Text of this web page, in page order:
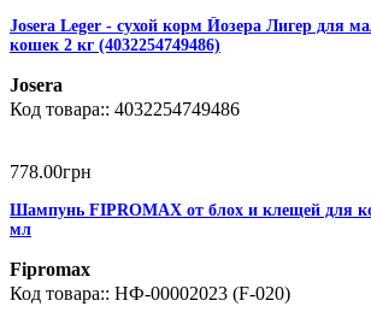
Josera Leger - сухой корм Йозера Лигер для
кошек 2 кг (4032254749486)
Josera
4032254749486
778.00грн
Шампунь FIPROMAX от блох и клещей для
мл
Fipromax
НФ-00002023 (F-020)